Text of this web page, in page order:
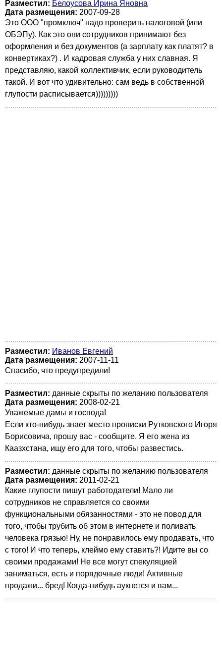
Разместил: Белоусова Ирина Яновна
Дата размещения: 2007-09-28
Это ООО "промключ" надо проверить налоговой (или
ОБЭПу). Как это они сотрудников принимают без
оформления и без документов (а зарплату как платят? в
конвертиках?) . И кадровая служба у них славная. Я
представляю, какой коллективчик, если руководитель
такой. И вот что удивительно: сам ведь в собственной
глупости расписывается)))))))))
Разместил: Иванов Евгений
Дата размещения: 2007-11-11
Спасибо, что предупредили!
Разместил: данные скрыты по желанию пользователя
Дата размещения: 2008-02-21
Уважемые дамы и господа!
Если кто-нибудь знает место прописки Рутковского Игоря
Борисовича, прошу вас - сообщите. Я его жена из
Каазхстана, ищу его для того, чтобы развестись.
Разместил: данные скрыты по желанию пользователя
Дата размещения: 2011-02-21
Какие глупости пишут работодатели! Мало ли
сотрудников не справляется со своими
функциональными обязанностями - это не повод для
того, чтобы трубить об этом в интернете и поливать
человека грязью! Ну, не понравилось ему продавать, что
с того! И что теперь, клеймо ему ставить?! Идите вы со
своими продажами! Не все могут спекуляцией
заниматься, есть и порядочные люди! Активные
продажи... бред! Когда-нибудь аукнется и вам...